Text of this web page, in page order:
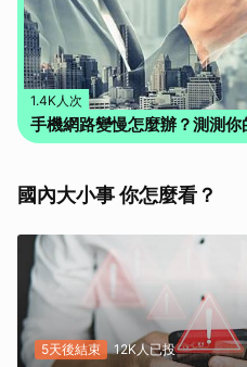
1.4K人次
手機網路變慢怎麼辦？測測你
國內大小事 你怎麼看？
5天後結束 12K人已投